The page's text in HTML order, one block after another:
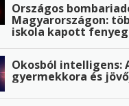
Országos
Magyarországon:
iskola kapott
Okosból intelligens:
gyermekkora és